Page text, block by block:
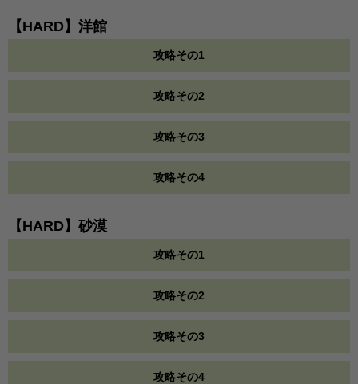
【HARD】洋館
攻略その1
攻略その2
攻略その3
攻略その4
【HARD】砂漠
攻略その1
攻略その2
攻略その3
攻略その4